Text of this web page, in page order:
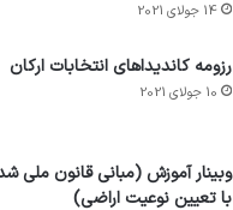
14 جولای 2021
رزومه کاندیداهای انتخابات ارکان
10 جولای 2021
وبینار آموزش (مبانی قانون ملی
با تعیین نوعیت اراضی)